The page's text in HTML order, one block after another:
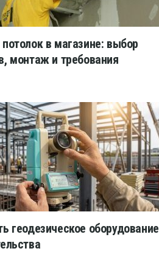
в магазине: выбор
монтаж и требования
геодезическое оборудование